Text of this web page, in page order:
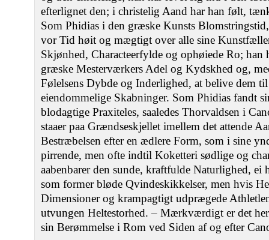
efterlignet den; i christelig Aand har han følt,
Som Phidias i den græske Kunsts Blomstringstid,
vor Tid høit og mægtigt over alle sine
Skjønhed, Characteerfylde og ophøiede Ro; han
græske Mesterværkers Adel og Kydskhed og,
Følelsens Dybde og Inderlighed, at belive dem
eiendommelige Skabninger. Som Phidias fandt
blodagtige Praxiteles, saaledes Thorvaldsen i
staaer paa Grændseskjellet imellem det attende
Bestræbelsen efter en ædlere Form, som i sine
pirrende, men ofte indtil Koketteri sødlige og
aabenbarer den sunde, kraftfulde Naturlighed,
som former bløde Qvindeskikkelser, men hvis
Dimensioner og krampagtigt udprægede
utvungen Heltestorhed. ‒ Mærkværdigt er det
sin Berømmelse i Rom ved Siden af og efter